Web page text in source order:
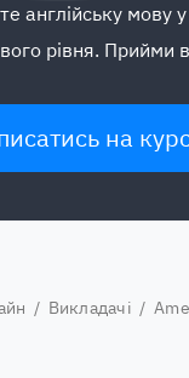
англійську мову
рівня. Прийми
на
/ Викладачі /